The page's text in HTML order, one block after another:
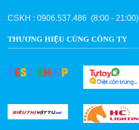
CSKH : 0906.537.486 (8:00 - 21:00)
THƯƠNG HIỆU CÙNG CÔNG TY